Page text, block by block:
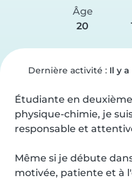
Âge
20
Dernière activité : Il y
Étudiante en
physique-chimie, je
responsable et
Même si je débute
motivée, patiente et à